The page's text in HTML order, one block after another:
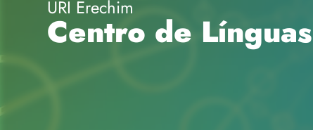
URI Erechim
Centro de Línguas